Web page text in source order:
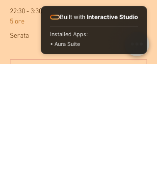
22:30 - 3:30
5 ore
Serata
Built with Interactive Studio
Installed Apps:
• Aura Suite